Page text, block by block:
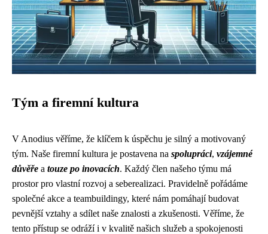
Tým a firemní kultura
V Anodius věříme, že klíčem k úspěchu je silný a motivovaný
tým. Naše firemní kultura je postavena na spolupráci, vzájemné
důvěře a touze po inovacích. Každý člen našeho týmu má
prostor pro vlastní rozvoj a seberealizaci. Pravidelně pořádáme
společné akce a teambuildingy, které nám pomáhají budovat
pevnější vztahy a sdílet naše znalosti a zkušenosti. Věříme, že
tento přístup se odráží i v kvalitě našich služeb a spokojenosti